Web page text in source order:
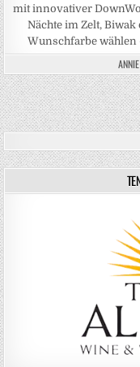
mit innovativer
Nächte im Zelt,
Wunschfarbe wählen